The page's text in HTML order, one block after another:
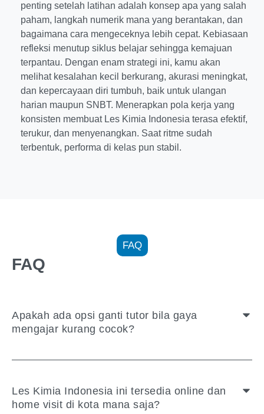
penting setelah latihan adalah konsep apa yang salah
paham, langkah numerik mana yang berantakan, dan
bagaimana cara mengeceknya lebih cepat. Kebiasaan
refleksi menutup siklus belajar sehingga kemajuan
terpantau. Dengan enam strategi ini, kamu akan
melihat kesalahan kecil berkurang, akurasi meningkat,
dan kepercayaan diri tumbuh, baik untuk ulangan
harian maupun SNBT. Menerapkan pola kerja yang
konsisten membuat Les Kimia Indonesia terasa efektif,
terukur, dan menyenangkan. Saat ritme sudah
terbentuk, performa di kelas pun stabil.
FAQ
FAQ
Apakah ada opsi ganti tutor bila gaya
mengajar kurang cocok?
Les Kimia Indonesia ini tersedia online dan
home visit di kota mana saja?